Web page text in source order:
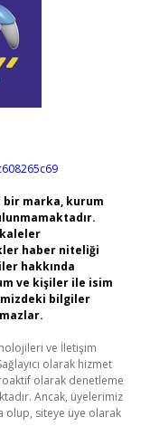
marka, kurum
haber niteliği
hakkında
ve kişiler ile isim
bilgiler
ve İletişim
olarak hizmet
olarak denetleme
Ancak, üyelerimiz
olup, siteye üye olarak